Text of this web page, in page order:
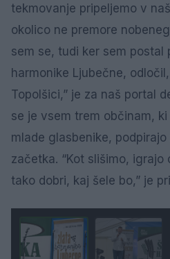
tekmovanje pripeljemo v
okolico ne premore
sem se, tudi ker sem postal
harmonike Ljubečne,
Topolšici,” je za naš portal
se je vsem trem občinam,
mlade glasbenike,
začetka. “Kot slišimo, igrajo
tako dobri, kaj šele bo,” je